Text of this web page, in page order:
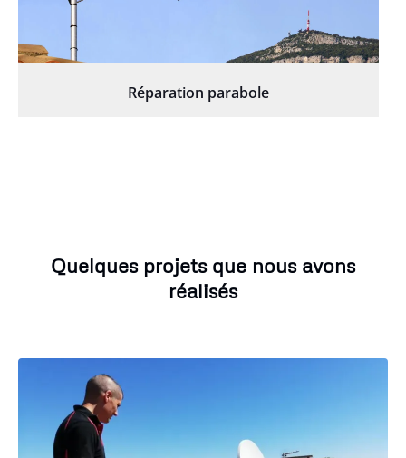
Réparation parabole
Quelques projets que nous avons
réalisés